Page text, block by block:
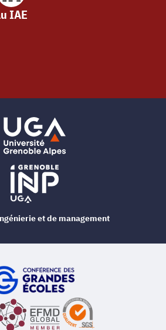
IAE
et de management